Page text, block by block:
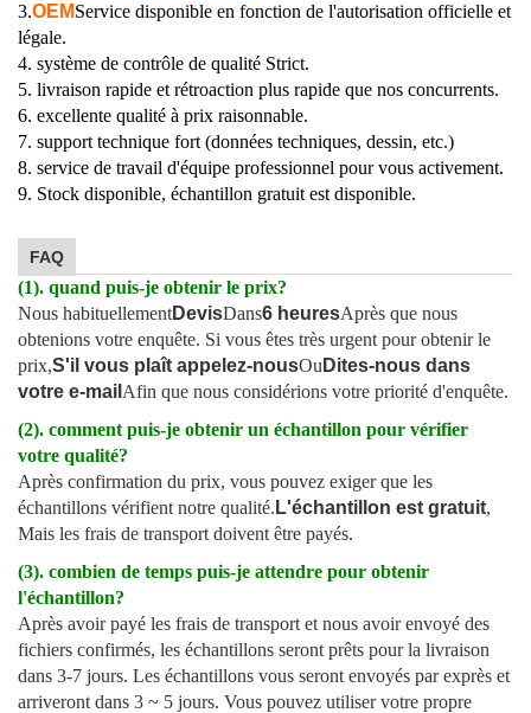
3.OEMService disponible en fonction de l'autorisation officielle et
légale.
4. système de contrôle de qualité Strict.
5. livraison rapide et rétroaction plus rapide que nos concurrents.
6. excellente qualité à prix raisonnable.
7. support technique fort (données techniques, dessin, etc.)
8. service de travail d'équipe professionnel pour vous activement.
9. Stock disponible, échantillon gratuit est disponible.
FAQ
(1). quand puis-je obtenir le prix?
Nous habituellementDevisDans6 heuresAprès que nous
obtenions votre enquête. Si vous êtes très urgent pour obtenir le
prix,S'il vous plaît appelez-nousOu Dites-nous dans
votre e-mail Afin que nous considérions votre priorité d'enquête.
(2). comment puis-je obtenir un échantillon pour vérifier
votre qualité?
Après confirmation du prix, vous pouvez exiger que les
échantillons vérifient notre qualité. L'échantillon est gratuit,
Mais les frais de transport doivent être payés.
(3). combien de temps puis-je attendre pour obtenir
l'échantillon?
Après avoir payé les frais de transport et nous avoir envoyé des
fichiers confirmés, les échantillons seront prêts pour la livraison
dans 3-7 jours. Les échantillons vous seront envoyés par exprès et
arriveront dans 3 ~ 5 jours. Vous pouvez utiliser votre propre